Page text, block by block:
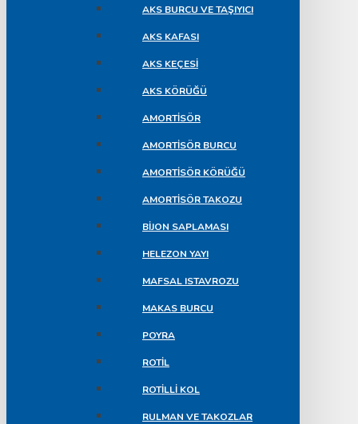
AKS BURCU VE TAŞIYICI
AKS KAFASI
AKS KEÇESI
AKS KÖRÜĞÜ
AMORTISÖR
AMORTISÖR BURCU
AMORTISÖR KÖRÜĞÜ
AMORTISÖR TAKOZU
BIJON SAPLAMASI
HELEZON YAYI
MAFSAL ISTAVROZU
MAKAS BURCU
POYRA
ROTIL
ROTILLI KOL
RULMAN VE TAKOZLAR